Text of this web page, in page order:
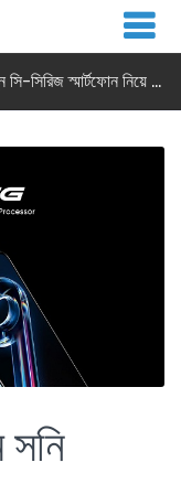
নতুন সি-সিরিজ স্মার্টফোন নিয়ে আসছে রিয়েলমি